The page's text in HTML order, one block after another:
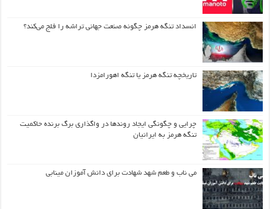
انسداد تنگه هرمز چگونه صنعت جهانی تراشه را فلج می‌کند؟
تاریخچه تنگه هرمز یا تنگه اهورامزدا
چرایی و چگونگی ایجاد روندها در واگذاری برگ برنده حاکمیت
تنگه هرمز به ایرانیان
می ناب و طعم شهد شهادت برای دانش آموزان مینابی